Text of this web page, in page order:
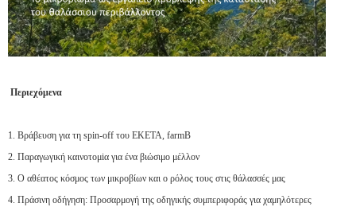
Περιεχόμενα
1. Βράβευση για τη spin-off του ΕΚΕΤΑ, farmB
2. Παραγωγική καινοτομiα για ένα βιώσιμο μέλλον
3. Ο αθέατος κόσμος των μικροβίων και ο ρόλος τους στις θάλασσές μας
4. Πράσινη οδήγηση: Προσαρμογή της οδηγικής συμπεριφοράς για χαμηλότερες